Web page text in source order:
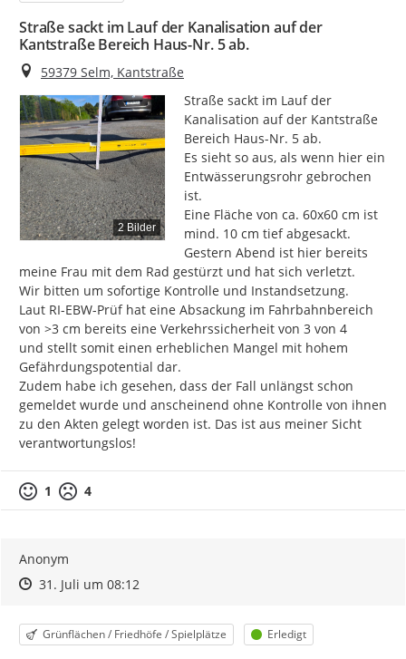
Straße sackt im Lauf der Kanalisation auf der
Kantstraße Bereich Haus-Nr. 5 ab.
Ort
59379 Selm, Kantstraße
2 Bilder
Straße sackt im Lauf der
Kanalisation auf der Kantstraße
Bereich Haus-Nr. 5 ab.
Es sieht so aus, als wenn hier ein
Entwässerungsrohr gebrochen
ist.
Eine Fläche von ca. 60x60 cm ist
mind. 10 cm tief abgesackt.
Gestern Abend ist hier bereits
meine Frau mit dem Rad gestürzt und hat sich verletzt.
Wir bitten um sofortige Kontrolle und Instandsetzung.
Laut RI-EBW-Prüf hat eine Absackung im Fahrbahnbereich
von >3 cm bereits eine Verkehrssicherheit von 3 von 4
und stellt somit einen erheblichen Mangel mit hohem
Gefährdungspotential dar.
Zudem habe ich gesehen, dass der Fall unlängst schon
gemeldet wurde und anscheinend ohne Kontrolle von ihnen
zu den Akten gelegt worden ist. Das ist aus meiner Sicht
verantwortungslos!
1 4
Anonym
Zeitpunkt des Erstellens
Zeitpunkt des Erstellens
31. Juli um 08:12Zur Äußerung
Kategorie
Grünflächen / Friedhöfe / Spielplätze Status
Erledigt